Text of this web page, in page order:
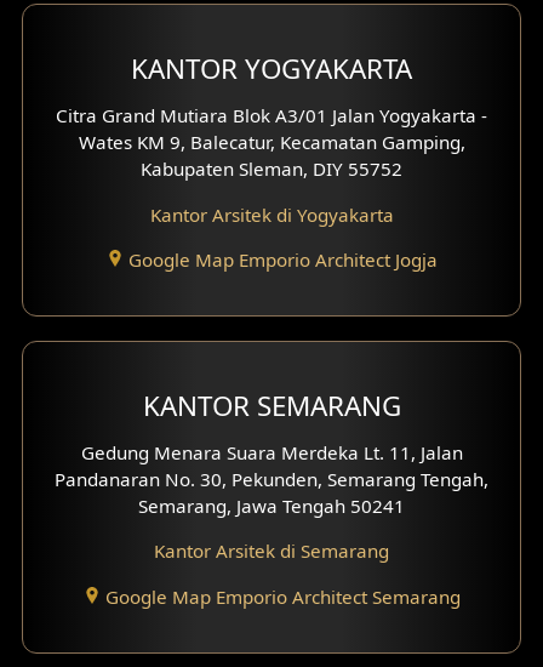
KANTOR YOGYAKARTA
Citra Grand Mutiara Blok A3/01 Jalan Yogyakarta -
Wates KM 9, Balecatur, Kecamatan Gamping,
Kabupaten Sleman, DIY 55752
Kantor Arsitek di Yogyakarta
Google Map Emporio Architect Jogja
KANTOR SEMARANG
Gedung Menara Suara Merdeka Lt. 11, Jalan
Pandanaran No. 30, Pekunden, Semarang Tengah,
Semarang, Jawa Tengah 50241
Kantor Arsitek di Semarang
Google Map Emporio Architect Semarang